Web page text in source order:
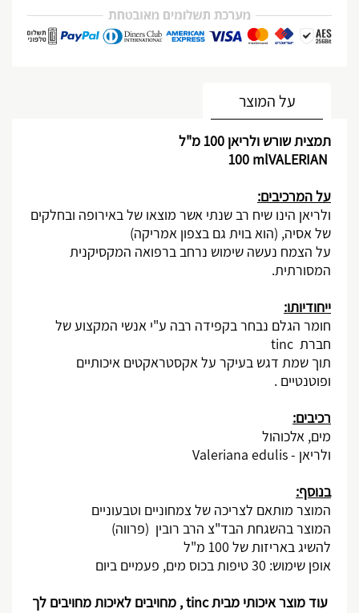
מותאם אישית
על המוצר
תמצית שורש ולריאן 100 מ"ל
VALERIAN
100 ml
על המרכיבים:
ולריאן הינו שיח רב שנתי אשר מוצאו של באירופה ובחלקים
של אסיה, (הוא בוית גם בצפון אמריקה)
על הצמח נעשה שימוש נרחב ברפואה המקסיקנית
המסורתית.
ייחודיותו:
חומר הגלם נבחר בקפידה רבה ע"י אנשי המקצוע של
חברת tinc
תוך שמת דגש בעיקר על אקסטראקטים איכותיים
ופוטנטיים .
רכיבים:
מים, אלכוהול
ולריאן -Valeriana edulis
בנוסף:
המוצר מותאם לצריכה של צמחוניים וטבעוניים
המוצר בהשגחת הבד"צ הרב רובין (פרווה)
להשיג באריזות של 100 מ"ל
אופן שימוש: 30 טיפות בכוס מים, פעמיים ביום
עוד מוצר איכותי מביתtinc, מחויבים לאיכות מחויבים לך